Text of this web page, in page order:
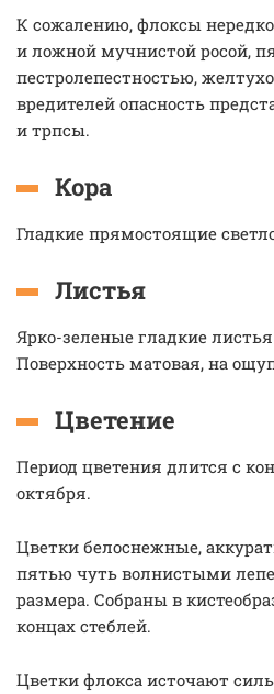
К сожалению, флоксы
и ложной мучнистой росой,
пестролепестностью,
вредителей опасность
и трпсы.
Кора
Гладкие прямостоящие
Листья
Ярко-зеленые гладкие
Поверхность матовая, на
Цветение
Период цветения длится с
октября.
Цветки белоснежные,
пятью чуть волнистыми
размера. Собраны в
концах стеблей.
Цветки флокса источают